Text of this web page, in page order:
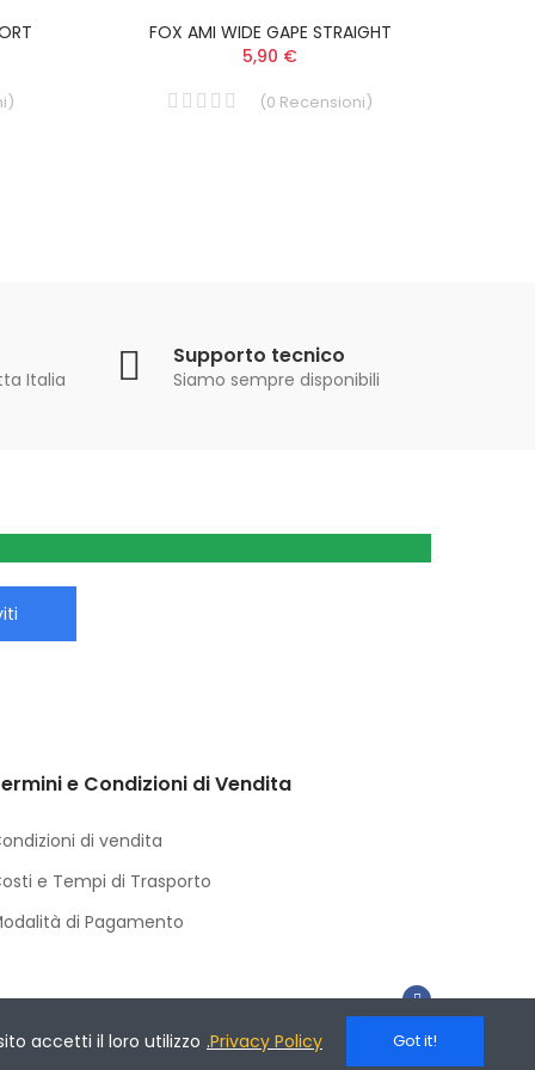
)
FOX AMI WIDE GAPE STRAIGHT
5,90 €
(0 Recensioni)
Italia
Supporto tecnico
Siamo sempre disponibili
e Condizioni di Vendita
di vendita
e Tempi di Trasporto
di Pagamento
accetti il loro utilizzo .Privacy Policy Got it!